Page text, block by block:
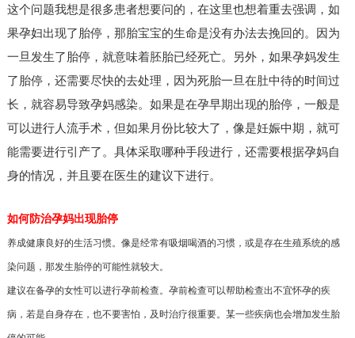
这个问题我想是很多患者想要问的，在这里也想着重去强调，如
果孕妇出现了胎停，那胎宝宝的生命是没有办法去挽回的。因为
一旦发生了胎停，就意味着胚胎已经死亡。另外，如果孕妈发生
了胎停，还需要尽快的去处理，因为死胎一旦在肚中待的时间过
长，就容易导致孕妈感染。如果是在孕早期出现的胎停，一般是
可以进行人流手术，但如果月份比较大了，像是妊娠中期，就可
能需要进行引产了。具体采取哪种手段进行，还需要根据孕妈自
身的情况，并且要在医生的建议下进行。
如何防治孕妈出现胎停
养成健康良好的生活习惯。像是经常有吸烟喝酒的习惯，或是存在生殖系统的感
染问题，那发生胎停的可能性就较大。
建议在备孕的女性可以进行孕前检查。孕前检查可以帮助检查出不宜怀孕的疾
病，若是自身存在，也不要害怕，及时治疗很重要。某一些疾病也会增加发生胎